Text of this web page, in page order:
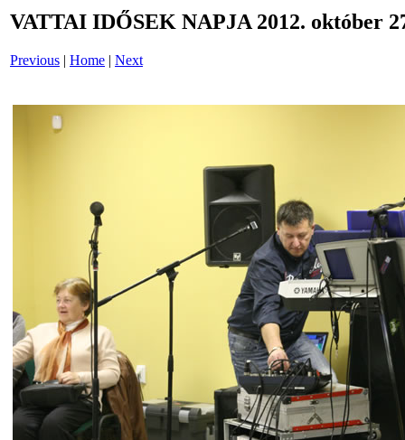
VATTAI IDŐSEK NAPJA 2012. október
Previous | Home | Next